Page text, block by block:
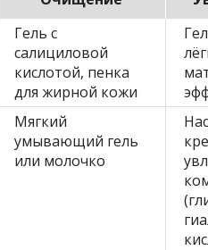
Гель с
салициловой
кислотой, пенка
для жирной кожи
Мягкий
умывающий гель
или молочко